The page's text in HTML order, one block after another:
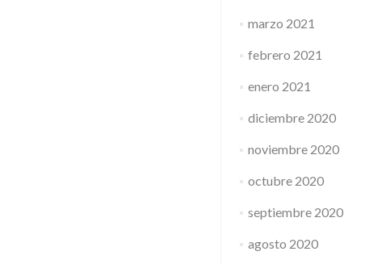
marzo 2021
febrero 2021
enero 2021
diciembre 2020
noviembre 2020
octubre 2020
septiembre 2020
agosto 2020